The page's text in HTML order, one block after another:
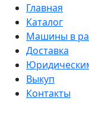
Главная
Каталог
Машины в
Доставка
Выкуп
Контакты